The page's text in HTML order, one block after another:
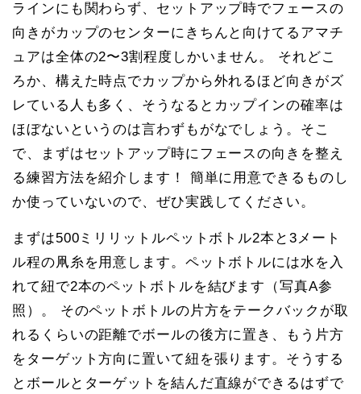
ラインにも関わらず、セットアップ時でフェースの
向きがカップのセンターにきちんと向けてるアマチ
ュアは全体の2〜3割程度しかいません。 それどこ
ろか、構えた時点でカップから外れるほど向きがズ
レている人も多く、そうなるとカップインの確率は
ほぼないというのは言わずもがなでしょう。そこ
で、まずはセットアップ時にフェースの向きを整え
る練習方法を紹介します！ 簡単に用意できるものし
か使っていないので、ぜひ実践してください。
まずは500ミリリットルペットボトル2本と3メート
ル程の凧糸を用意します。ペットボトルには水を入
れて紐で2本のペットボトルを結びます（写真A参
照）。 そのペットボトルの片方をテークバックが取
れるくらいの距離でボールの後方に置き、もう片方
をターゲット方向に置いて紐を張ります。そうする
とボールとターゲットを結んだ直線ができるはずで